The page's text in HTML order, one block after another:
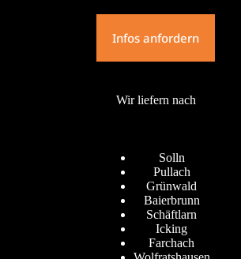
Infos anfordern
Wir liefern nach
Solln
Pullach
Grünwald
Baierbrunn
Schäftlarn
Icking
Farchach